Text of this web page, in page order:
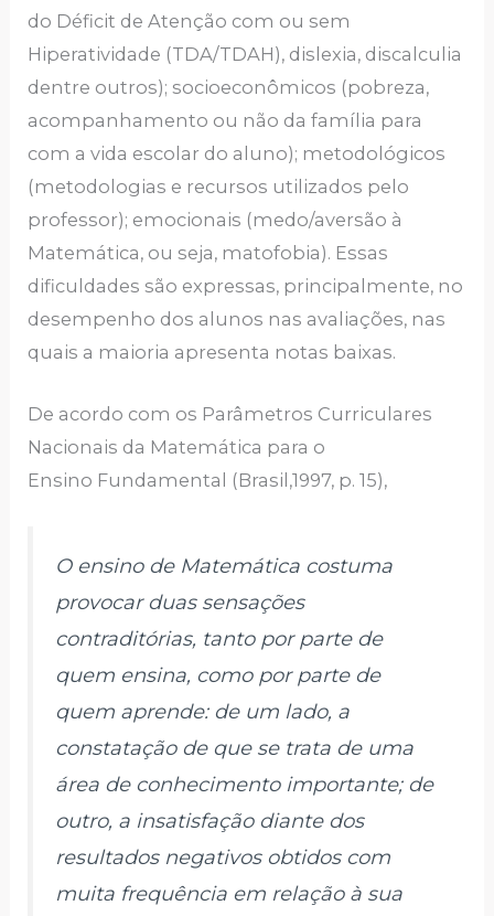
do Déficit de Atenção com ou sem
Hiperatividade (TDA/TDAH), dislexia, discalculia
dentre outros); socioeconômicos (pobreza,
acompanhamento ou não da família para
com a vida escolar do aluno); metodológicos
(metodologias e recursos utilizados pelo
professor); emocionais (medo/aversão à
Matemática, ou seja, matofobia). Essas
dificuldades são expressas, principalmente, no
desempenho dos alunos nas avaliações, nas
quais a maioria apresenta notas baixas.
De acordo com os Parâmetros Curriculares
Nacionais da Matemática para o
Ensino Fundamental (Brasil,1997, p. 15),
O ensino de Matemática costuma
provocar duas sensações
contraditórias, tanto por parte de
quem ensina, como por parte de
quem aprende: de um lado, a
constatação de que se trata de uma
área de conhecimento importante; de
outro, a insatisfação diante dos
resultados negativos obtidos com
muita frequência em relação à sua